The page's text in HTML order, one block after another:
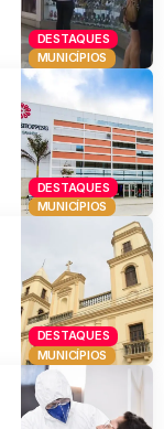
DESTAQUES
MUNICÍPIOS
DESTAQUES
MUNICÍPIOS
DESTAQUES
MUNICÍPIOS